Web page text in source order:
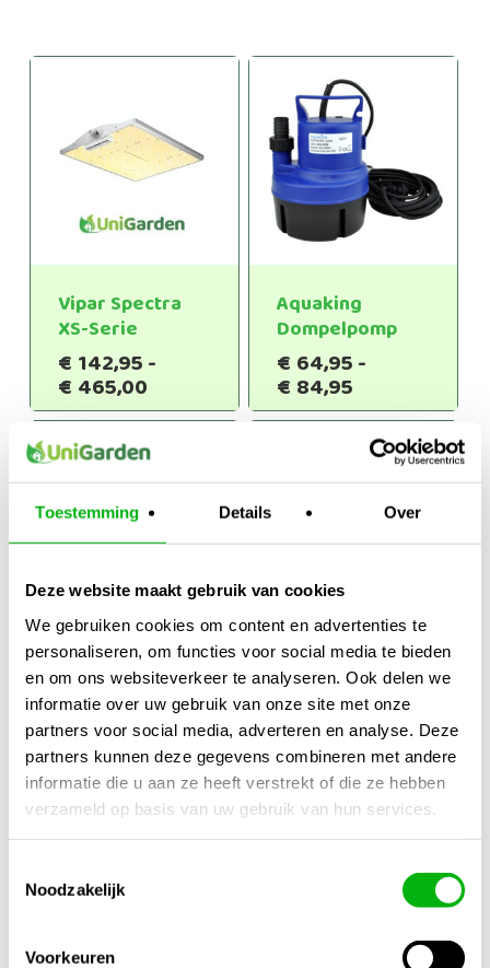
Toestemming Details Over
Deze website maakt gebruik van cookies
We gebruiken cookies om content en advertenties te
personaliseren, om functies voor social media te bieden
en om ons websiteverkeer te analyseren. Ook delen we
informatie over uw gebruik van onze site met onze
partners voor social media, adverteren en analyse. Deze
partners kunnen deze gegevens combineren met andere
informatie die u aan ze heeft verstrekt of die ze hebben
verzameld op basis van uw gebruik van hun services.
Noodzakelijk
Voorkeuren
Vipar Spectra
XS-Serie
€ 142,95-
€ 465,00Prijsklasse:
€142,95
€465,00
Aquaking
Dompelpomp
€ 64,95-
€ 84,95
€64,95
tot
€84,95
Can Max-Fan Pro
EC
€437,95-
€689,95Prijsklasse:
€437,95
tot
€689,95
Tumble Trimmer
€304,95-
€479,95Prijsklasse:
€304,95
tot
€479,95